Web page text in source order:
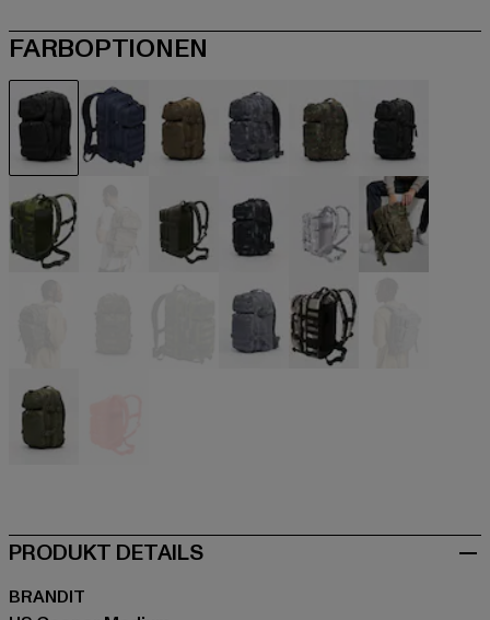
FARBOPTIONEN
schwarz camouflagecamouflage
camouflagecamouflagecamouflage
camouflage
PRODUKT DETAILS
BRANDIT